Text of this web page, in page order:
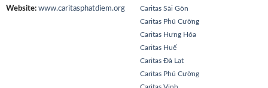
Website: www.caritasphatdiem.org
Caritas Sài Gòn
Caritas Phú Cường
Caritas Hưng Hóa
Caritas Huế
Caritas Đà Lạt
Caritas Phú Cường